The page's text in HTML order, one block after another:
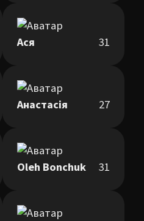
Ася 31
Анастасія 27
Oleh Bonchuk 31